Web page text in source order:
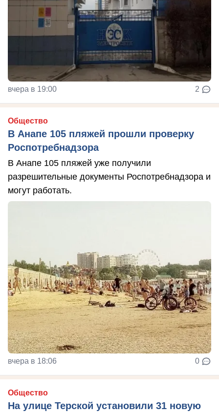
вчера в 19:00 2
Общество
В Анапе 105 пляжей прошли проверку
Роспотребнадзора
В Анапе 105 пляжей уже получили
разрешительные документы Роспотребнадзора и
могут работать.
вчера в 18:06 0
Общество
На улице Терской установили 31 новую